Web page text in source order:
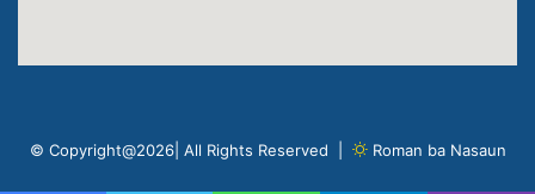
© Copyright@2026| All Rights Reserved | Roman ba Nasaun